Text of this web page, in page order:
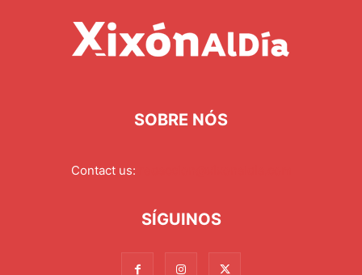
SOBRE NÓS
Contact us:
SÍGUINOS